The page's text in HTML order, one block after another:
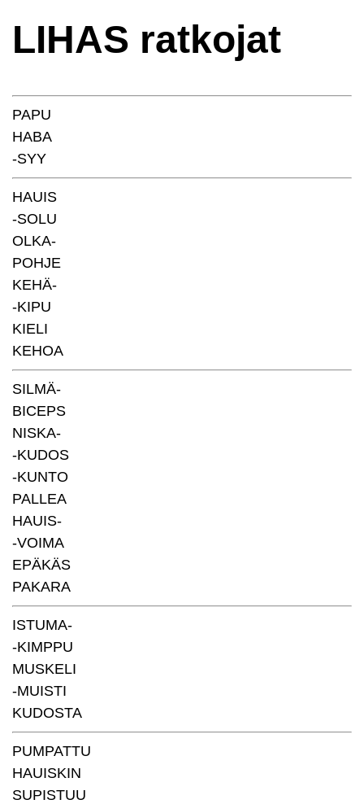
LIHAS ratkojat
PAPU
HABA
-SYY
HAUIS
-SOLU
OLKA-
POHJE
KEHÄ-
-KIPU
KIELI
KEHOA
SILMÄ-
BICEPS
NISKA-
-KUDOS
-KUNTO
PALLEA
HAUIS-
-VOIMA
EPÄKÄS
PAKARA
ISTUMA-
-KIMPPU
MUSKELI
-MUISTI
KUDOSTA
PUMPATTU
HAUISKIN
SUPISTUU